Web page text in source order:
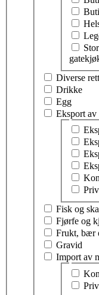
Diverse
Drikke
Egg
Eksport av
Velg
Fisk og
Fjørfe og
Frukt, bær
Gravid
Import av
Velg